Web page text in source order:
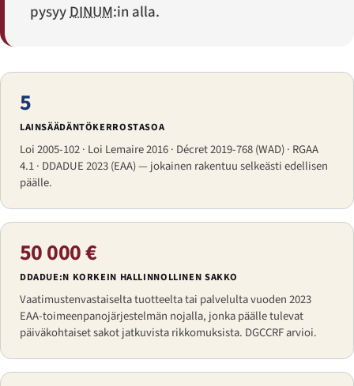
pysyyDINUM:in alla.
5
LAINSÄÄDÄNTÖKERROSTASOA
Loi 2005-102 · Loi Lemaire 2016 · Décret 2019-768 (WAD) · RGAA
4.1 · DDADUE 2023 (EAA) — jokainen rakentuu selkeästi edellisen
päälle.
50 000 €
DDADUE:N KORKEIN HALLINNOLLINEN SAKKO
Vaatimustenvastaiselta tuotteelta tai palvelulta vuoden 2023
EAA-toimeenpanojärjestelmän nojalla, jonka päälle tulevat
päiväkohtaiset sakot jatkuvista rikkomuksista. DGCCRF arvioi.